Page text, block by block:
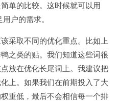
单的比较。这时候就可以用
户的需求。
采取不同的优化重点。比如上
之类的贴。我们知道这些词很
放在优化长尾词上。我建议把
上。如果我们在前期投入了大
重低，最后不会相信每一个排